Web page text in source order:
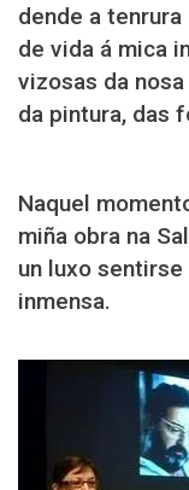
dende a
de vida á mica
vizosas da
da pintura, das
Naquel
miña obra na
un luxo
inmensa.